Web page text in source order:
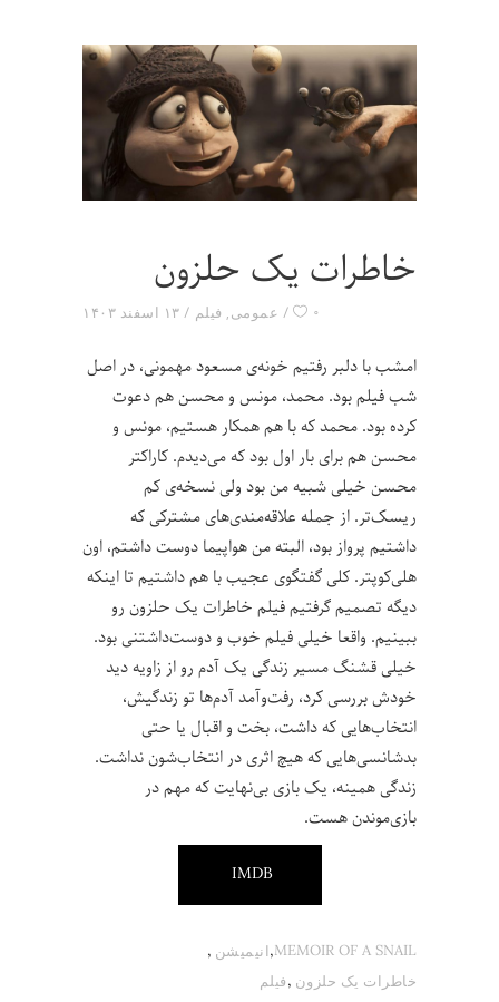
خاطرات یک حلزون
۱۳ اسفند ۱۴۰۳ عمومی, فیلم ۰
امشب با دلبر رفتیم خونه‌ی مسعود مهمونی، در اصل
شب فیلم بود. محمد، مونس و محسن هم دعوت
کرده بود. محمد که با هم همکار هستیم، مونس و
محسن هم برای بار اول بود که می‌دیدم. کاراکتر
محسن خیلی شبیه من بود ولی نسخه‌ی کم
ریسک‌تر. از جمله علاقه‌مندی‌های مشترکی که
داشتیم پرواز بود، البته من هواپیما دوست داشتم، اون
هلی‌کوپتر. کلی گفتگوی عجیب با هم داشتیم تا اینکه
دیگه تصمیم گرفتیم فیلم خاطرات یک حلزون رو
ببینیم. واقعا خیلی فیلم خوب و دوست‌داشتنی بود.
خیلی قشنگ مسیر زندگی یک آدم رو از زاویه دید
خودش بررسی کرد، رفت‌وآمد آدم‌ها تو زندگیش،
انتخاب‌هایی که داشت، بخت و اقبال یا حتی
بدشانسی‌هایی که هیچ اثری در انتخاب‌شون نداشت.
زندگی همینه، یک بازی بی‌نهایت که مهم در
بازی‌موندن هست.
IMDB
MEMOIR OF A SNAIL
,انیمیشن ,
خاطرات یک حلزون ,فیلم